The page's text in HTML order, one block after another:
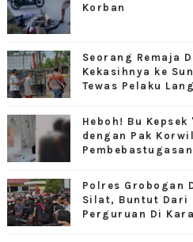
Korban
Seorang Remaja
Kekasihnya ke
Tewas Pelaku
Heboh! Bu
dengan Pak
Pembebastugasan
Polres Grobogan
Silat, Buntut Dari
Perguruan Di